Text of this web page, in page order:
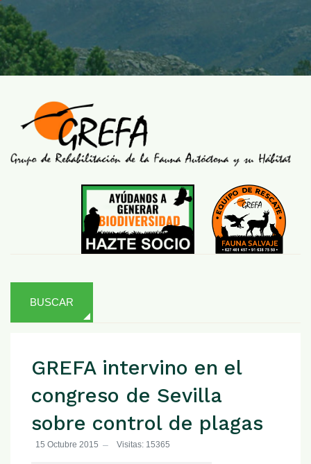
BUSCAR
GREFA intervino en el
congreso de Sevilla
sobre control de plagas
15 Octubre 2015 Visitas: 15365